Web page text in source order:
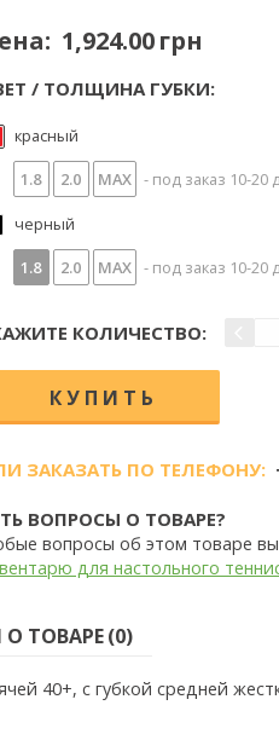
1,924.00 грн
/ ТОЛЩИНА ГУБКИ:
красный
1.8
2.0 MAX - под заказ 10-20
черный
1.8
2.0 MAX - под заказ 10-20
КОЛИЧЕСТВО:
ЗАКАЗАТЬ ПО ТЕЛЕФОНУ:
ВОПРОСЫ О ТОВАРЕ?
вопросы об этом товаре
для настольного
ТОВАРЕ (0)
40+, с губкой средней